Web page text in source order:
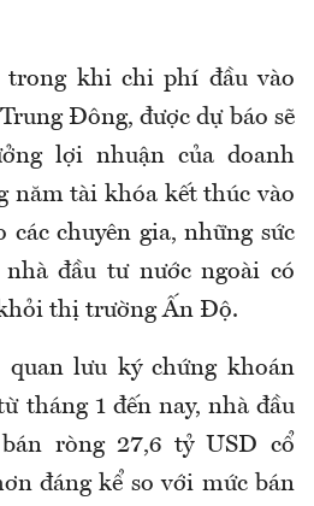
trong khi chi phí đầu vào
Đông, được dự báo sẽ
lợi nhuận của doanh
năm tài khóa kết thúc vào
các chuyên gia, những sức
đầu tư nước ngoài có
thị trường Ấn Độ.
lưu ký chứng khoán
tháng 1 đến nay, nhà đầu
ròng 27,6 tỷ USD cổ
đáng kể so với mức bán